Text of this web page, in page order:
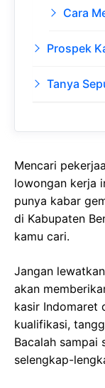
Cara
Prospek
Tanya
Mencari
lowongan kerja
punya kabar
di Kabupaten
kamu cari.
Jangan
akan
kasir Indomaret
kualifikasi,
Bacalah sampai
selengkap-